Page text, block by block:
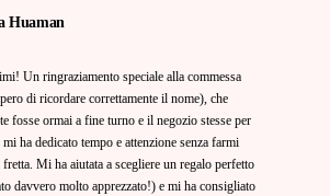
Huaman
Un ringraziamento speciale alla commessa
di ricordare correttamente il nome), che
fosse ormai a fine turno e il negozio stesse per
ha dedicato tempo e attenzione senza farmi
Mi ha aiutata a scegliere un regalo perfetto
davvero molto apprezzato!) e mi ha consigliato